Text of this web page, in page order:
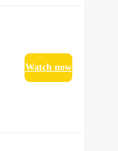
Watch now